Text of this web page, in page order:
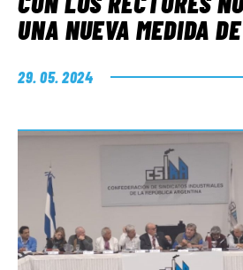
UNA NUEVA MEDIDA
29. 05. 2024